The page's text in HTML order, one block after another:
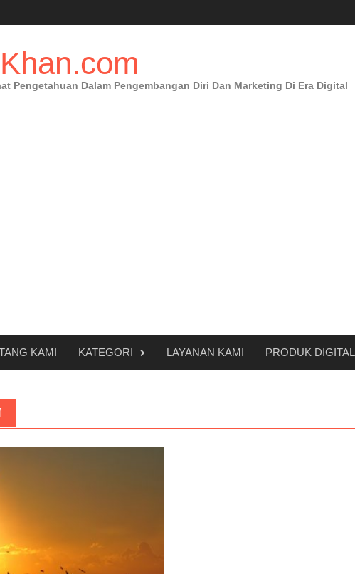
Pengetahuan Dalam Pengembangan Diri Dan Marketing Di Era Digital
KAMI KATEGORI LAYANAN KAMI PRODUK DIGITAL